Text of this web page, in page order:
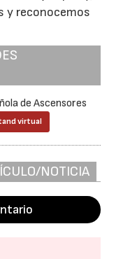
y reconocemos
de Ascensores
virtual
NOTICIA